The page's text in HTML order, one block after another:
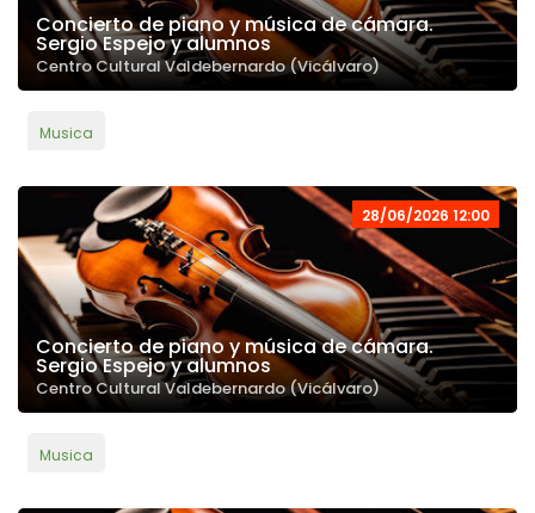
Concierto de piano y música de cámara.
Sergio Espejo y alumnos
Centro Cultural Valdebernardo (Vicálvaro)
Musica
28/06/2026 12:00
Concierto de piano y música de cámara.
Sergio Espejo y alumnos
Centro Cultural Valdebernardo (Vicálvaro)
Musica